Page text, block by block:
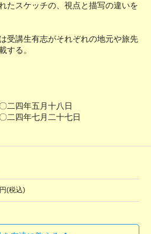
たスケッチの、視点と描写の違いを
受講生有志がそれぞれの地元や旅先
する。
二四年五月十八日
二四年七月二十七日
(税込)